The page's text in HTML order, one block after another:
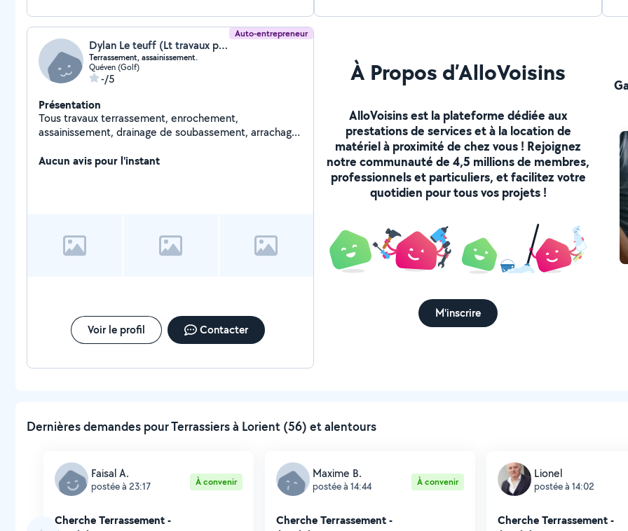
Auto-entrepreneur
Dylan Le teuff (Lt travaux public)
Terrassement, assainissement.
Quéven (Golf)
-/5
Présentation
Tous travaux terrassement, enrochement,
assainissement, drainage de soubassement, arrachage
Aucun avis pour l'instant
Voir le profil Contacter
À Propos d’AlloVoisins
AlloVoisins est la plateforme dédiée aux
prestations de services et à la location de
matériel à proximité de chez vous ! Rejoignez
notre communauté de 4,5 millions de membres,
professionnels et particuliers, et facilitez votre
quotidien pour tous vos projets !
M'inscrire
Dernières demandes pour Terrassiers à Lorient (56) et alentours
Faisal A.
postée à 23:17 À convenir
Cherche Terrassement -
Maxime B.
postée à 14:44 À convenir
Cherche Terrassement -
Lionel
postée à 14:02
Cherche Terrassement -